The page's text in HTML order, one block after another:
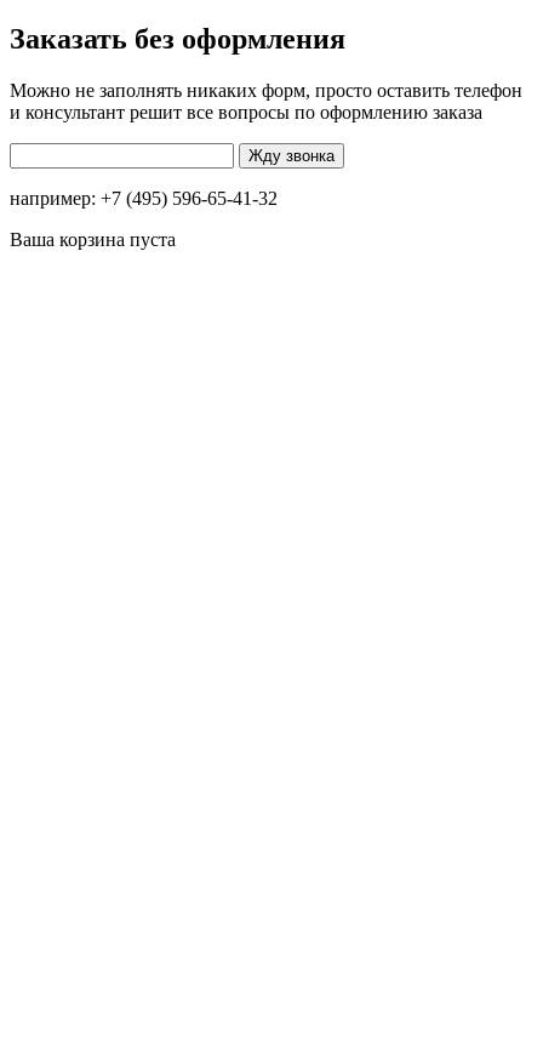
Заказать без оформления
Можно не заполнять никаких форм, просто оставить телефон
и консультант решит все вопросы по оформлению заказа
например: +7 (495) 596-65-41-32
Ваша корзина пуста